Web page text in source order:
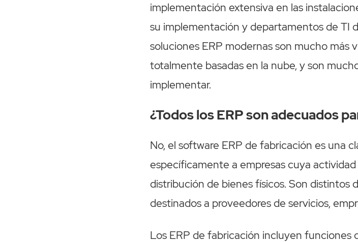
implementación extensiva en las
su implementación y departamentos de TI
soluciones ERP modernas son mucho más
totalmente basadas en la nube, y son
implementar.
¿Todos los ERP son adecuados
No, el software ERP de fabricación es una
específicamente a empresas cuya
distribución de bienes físicos. Son distintos
destinados a proveedores de servicios,
Los ERP de fabricación incluyen funciones